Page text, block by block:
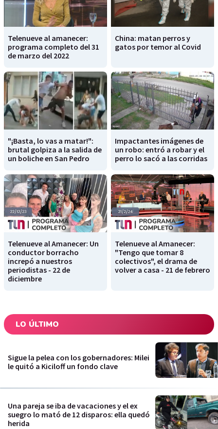
Telenueve al amanecer:
programa completo del 31
de marzo del 2022
China: matan perros y
gatos por temor al Covid
"¡Basta, lo vas a matar!":
brutal golpiza a la salida de
un boliche en San Pedro
Impactantes imágenes de
un robo: entró a robar y el
perro lo sacó a las corridas
Telenueve al Amanecer: Un
conductor borracho
increpó a nuestros
periodistas - 22 de
diciembre
Telenueve al Amanecer:
"Tengo que tomar 8
colectivos", el drama de
volver a casa - 21 de febrero
LO ÚLTIMO
Sigue la pelea con los gobernadores: Milei
le quitó a Kiciloff un fondo clave
Una pareja se iba de vacaciones y el ex
suegro lo mató de 12 disparos: ella quedó
herida